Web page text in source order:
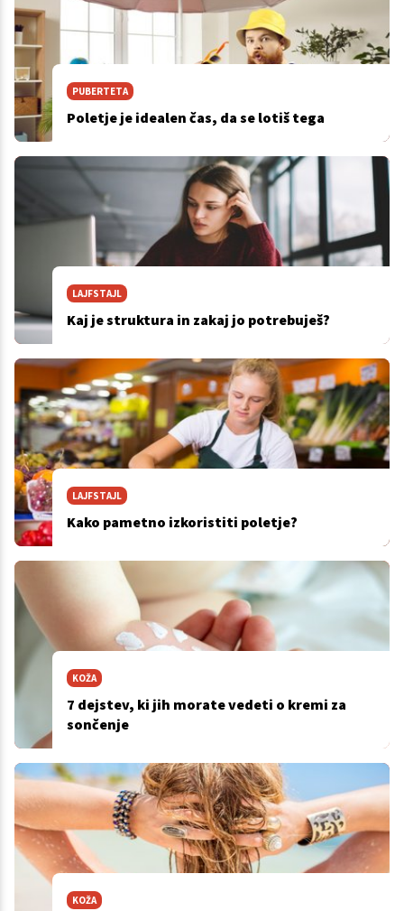
PUBERTETA
Poletje je idealen čas, da se lotiš tega
LAJFSTAJL
Kaj je struktura in zakaj jo potrebuješ?
LAJFSTAJL
Kako pametno izkoristiti poletje?
KOŽA
7 dejstev, ki jih morate vedeti o kremi za
sončenje
KOŽA